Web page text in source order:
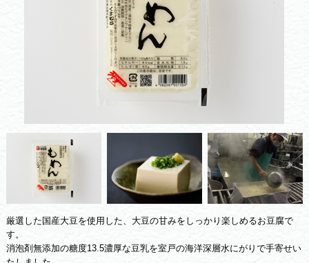
厳選した国産大豆を使用した、大豆の甘みをしっかり楽しめるお豆腐で
す。
消泡剤無添加の糖度13.5濃厚な豆乳を室戸の海洋深層水にがりで手寄せい